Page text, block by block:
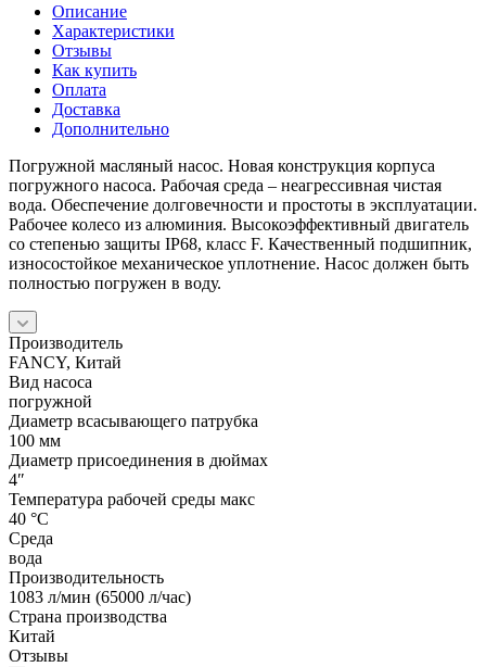
Описание
Характеристики
Отзывы
Как купить
Оплата
Доставка
Дополнительно
Погружной масляный насос. Новая конструкция корпуса
погружного насоса. Рабочая среда – неагрессивная чистая
вода. Обеспечение долговечности и простоты в эксплуатации.
Рабочее колесо из алюминия. Высокоэффективный двигатель
со степенью защиты IP68, класс F. Качественный подшипник,
износостойкое механическое уплотнение. Насос должен быть
полностью погружен в воду.
Производитель
FANCY, Китай
Вид насоса
погружной
Диаметр всасывающего патрубка
100 мм
Диаметр присоединения в дюймах
4″
Температура рабочей среды макс
40 °С
Среда
вода
Производительность
1083 л/мин (65000 л/час)
Страна производства
Китай
Отзывы